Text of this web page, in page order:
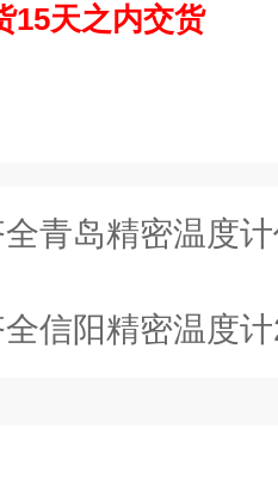
15天之内交货
全青岛精密温度
全信阳精密温度